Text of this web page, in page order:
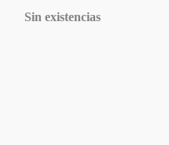
Sin existencias